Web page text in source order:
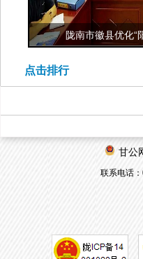
陇南市徽县优化“
点击排行
甘公
联系电话